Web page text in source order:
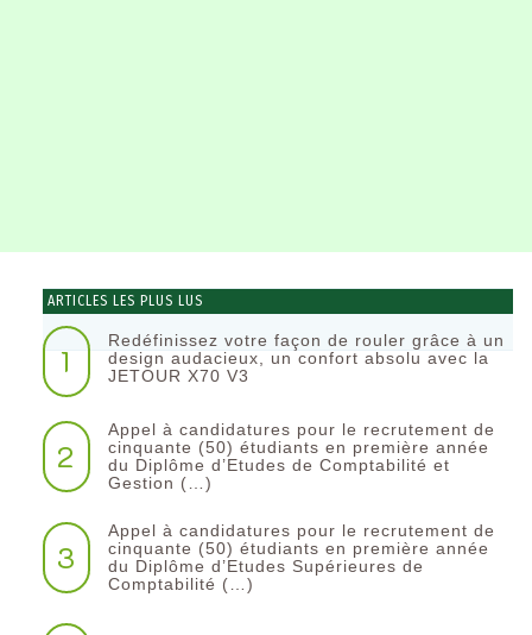
ARTICLES LES PLUS LUS
1
Redéfinissez votre façon de rouler grâce à un
design audacieux, un confort absolu avec la
JETOUR X70 V3
2
Appel à candidatures pour le recrutement de
cinquante (50) étudiants en première année
du Diplôme d’Etudes de Comptabilité et
Gestion (…)
3
Appel à candidatures pour le recrutement de
cinquante (50) étudiants en première année
du Diplôme d’Etudes Supérieures de
Comptabilité (…)